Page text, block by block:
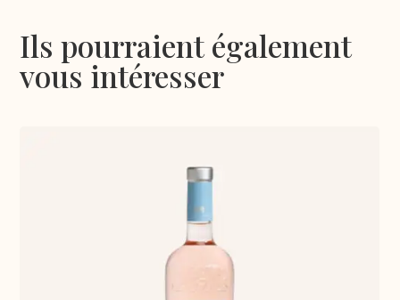
Ils pourraient également
vous intéresser